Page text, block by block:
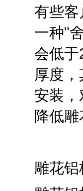
有些客
一种"
会低于
厚度
安装
降低
雕花铝